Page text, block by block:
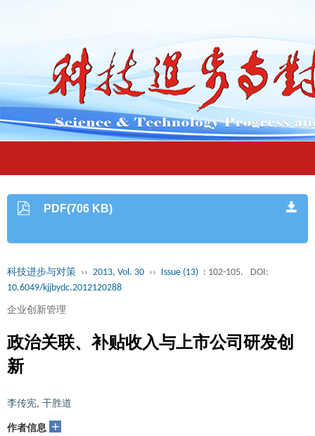
PDF(706 KB)
科技进步与对策 ›› 2013, Vol. 30 ›› Issue (13) : 102-105.
DOI:
10.6049/kjjbydc.2012120288
企业创新管理
政治关联、补贴收入与上市公司研发创
新
李传宪 干胜道
作者信息 +